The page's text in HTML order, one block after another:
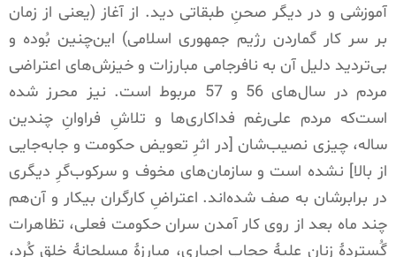
آموزشی و در دیگر صحنِ طبقاتی دید. از آغاز(یعنی از زمان
بر سر کار گماردن رژیم جمهوری اسلامی) این‌چنین بُوده و
بی‌تردید دلیل آن به نافرجامی مبارزات و خیزش‌های اعتراضی
مردم در سال‌های
و 57 مربوط است. نیز محرز شده
است‌که مردم علی‌رغم فداکاری‌ها و تلاشِ فراوانِ چندین
ساله، چیزی نصیب‌شان [در اثرِ تعویض حکومت و جابه‌جایی
از بالا] نشده است و سازمان‌های مخوف و سرکوب‌گرِ دیگری
در برابرشان به صف شده‌اند. اعتراضِ کارگران بیکار و آن‌هم
چند ماه بعد از روی کار آمدن سران حکومت فعلی، تظاهرات
گُستردۀ زنان علیۀ حجاب اجباری، مبارزۀ مسلحانۀ خلق کُرد،